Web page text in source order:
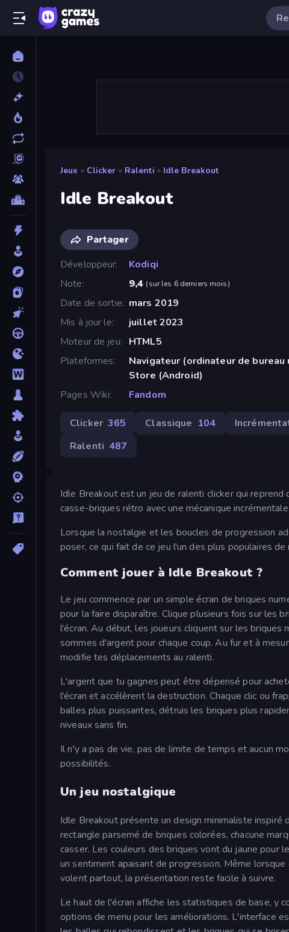
Jeux » Clicker » Ralenti » Idle Breakout
Idle Breakout
Partager
Développeur
Kodiqi
Note
9,4 (sur les 6 derniers mois)
Date de sortie mars 2019
Mis à jour le
juillet 2023
Moteur de jeu
HTML5
Plateformes
Navigateur (ordinateur de bureau
Store (Android)
Pages Wiki
Fandom
Clicker 365 Classique 104
Ralenti 487
Idle Breakout est un jeu de ralenti clicker qui
casse-briques rétro avec une mécanique incrémentale.
Lorsque la nostalgie et les boucles de progression
poser, ce qui fait de ce jeu l'un des plus populaires
Comment jouer à Idle Breakout ?
Le jeu commence par un simple écran de briques
pour la faire disparaître. Clique plusieurs fois sur les
l'écran. Au début, les joueurs cliquent sur les
sommes d'argent pour chaque coup. Au fur et à
modifie tes déplacements au ralenti.
L'argent que tu gagnes peut être dépensé pour
l'écran et accélèrent la destruction. Chaque clic ou
balles plus puissantes, détruis les briques plus
niveaux sans fin.
Il n'y a pas de vie, pas de limite de temps et aucun
possibilités.
Un jeu nostalgique
Idle Breakout présente un design minimaliste inspiré
rectangle parsemé de briques colorées, chacune
casser. Les couleurs des briques vont du jaune pour
un sentiment apaisant de progression. Même
volent partout, la présentation reste facile à suivre.
Le haut de l'écran affiche les statistiques de base, y
options de menu pour les améliorations. L'interface